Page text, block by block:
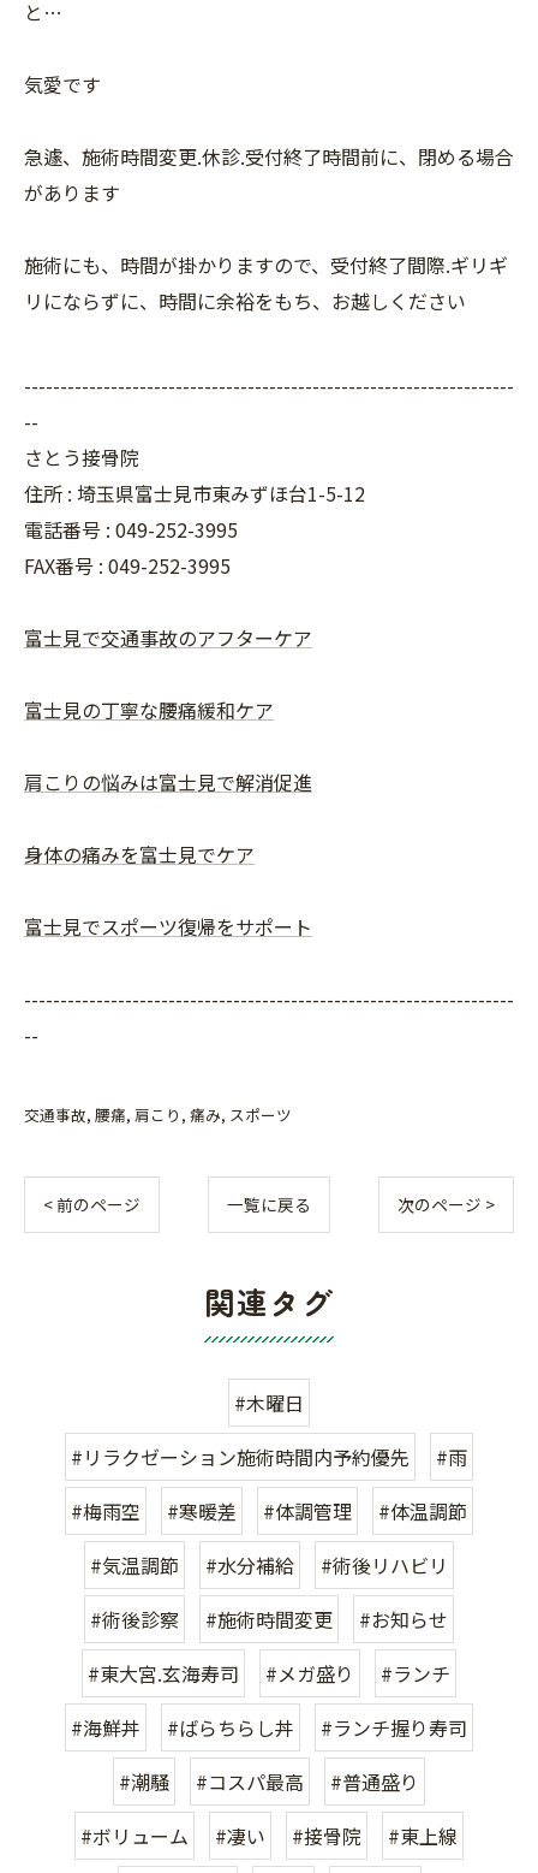
と…
気愛です
急遽、施術時間変更.休診.受付終了時間前に、閉める場合
があります
施術にも、時間が掛かりますので、受付終了間際.ギリギ
リにならずに、時間に余裕をもち、お越しください
--------------------------------------------------------------------
--
さとう接骨院
住所 : 埼玉県富士見市東みずほ台1-5-12
電話番号 : 049-252-3995
FAX番号 : 049-252-3995
富士見で交通事故のアフターケア
富士見の丁寧な腰痛緩和ケア
肩こりの悩みは富士見で解消促進
身体の痛みを富士見でケア
富士見でスポーツ復帰をサポート
--------------------------------------------------------------------
--
交通事故 腰痛 肩こり 痛み スポーツ
< 前のページ 一覧に戻る 次のページ >
関連タグ
#木曜日
#リラクゼーション施術時間内予約優先
#雨
#梅雨空
#寒暖差 #体調管理
#体温調節
#気温調節
#水分補給
#術後リハビリ
#術後診察
#施術時間変更
#お知らせ
#東大宮.玄海寿司
#メガ盛り
#ランチ
#海鮮丼
#ばらちらし丼
#ランチ握り寿司
#潮騒
#コスパ最高
#普通盛り
#ボリューム
#凄い #接骨院
#東上線